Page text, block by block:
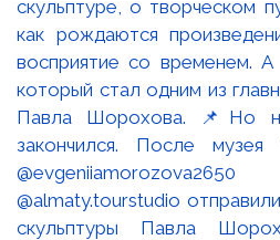
скульптуре, о творческом
как рождаются
восприятие со временем.
который стал одним из
Павла Шорохова. 📌Но
закончился. После
@almaty.tourstudio
скульптуры Павла